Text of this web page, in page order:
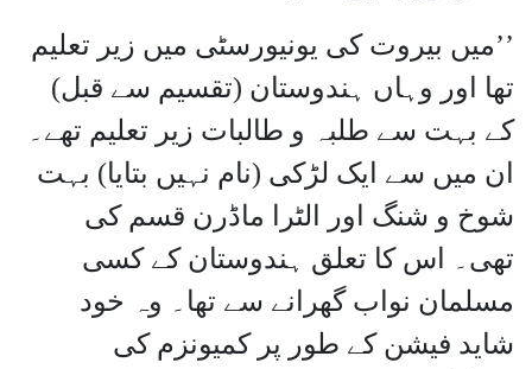
’’میں بیروت کی یونیورسٹی میں زیر تعلیم
تھا اور وہاں ہندوستان (تقسیم سے قبل)
کے بہت سے طلبہ و طالبات زیر تعلیم تھے۔
ان میں سے ایک لڑکی (نام نہیں بتایا) بہت
شوخ و شنگ اور الٹرا ماڈرن قسم کی
تھی۔ اس کا تعلق ہندوستان کے کسی
مسلمان نواب گھرانے سے تھا۔ وہ خود
شاید فیشن کے طور پر کمیونزم کی